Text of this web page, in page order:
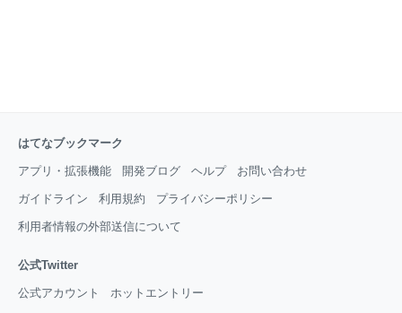
はてなブックマーク
アプリ・拡張機能 開発ブログ ヘルプ お問い合わせ
ガイドライン 利用規約 プライバシーポリシー
利用者情報の外部送信について
公式Twitter
公式アカウント ホットエントリー